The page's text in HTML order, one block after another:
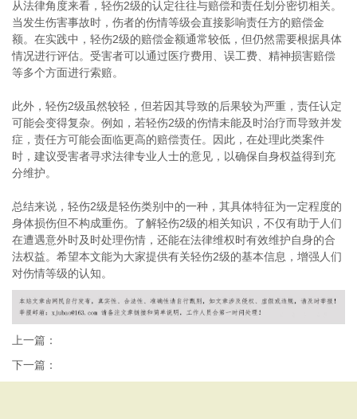
从法律角度来看，轻伤2级的认定往往与赔偿和责任划分密切相关。
当发生伤害事故时，伤者的伤情等级会直接影响责任方的赔偿金
额。在实践中，轻伤2级的赔偿金额通常较低，但仍然需要根据具体
情况进行评估。受害者可以通过医疗费用、误工费、精神损害赔偿
等多个方面进行索赔。
此外，轻伤2级虽然较轻，但若因其导致的后果较为严重，责任认定
可能会变得复杂。例如，若轻伤2级的伤情未能及时治疗而导致并发
症，责任方可能会面临更高的赔偿责任。因此，在处理此类案件
时，建议受害者寻求法律专业人士的意见，以确保自身权益得到充
分维护。
总结来说，轻伤2级是轻伤类别中的一种，其具体特征为一定程度的
身体损伤但不构成重伤。了解轻伤2级的相关知识，不仅有助于人们
在遭遇意外时及时处理伤情，还能在法律维权时有效维护自身的合
法权益。希望本文能为大家提供有关轻伤2级的基本信息，增强人们
对伤情等级的认知。
上一篇：
下一篇：